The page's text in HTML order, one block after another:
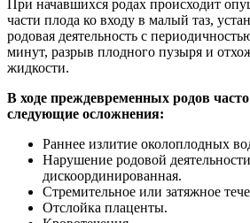
При начавшихся родах происходит
части плода ко входу в малый таз,
родовая деятельность с
минут, разрыв плодного пузыря и
жидкости.
В ходе преждевременных родов
следующие осложнения:
Раннее излитие околоплодных
Нарушение родовой
дискоординированная.
Стремительное или затяжное
Отслойка плаценты.